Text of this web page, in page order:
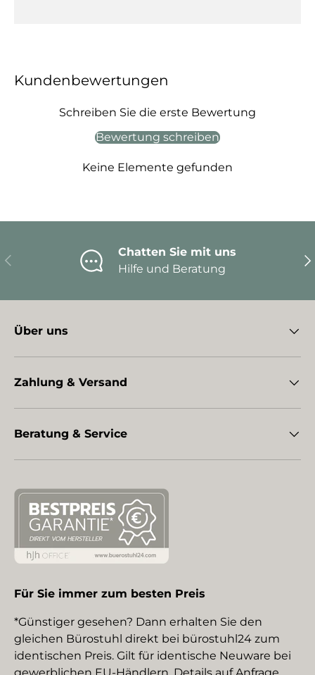
Kundenbewertungen
Schreiben Sie die erste Bewertung
Bewertung schreiben
Keine Elemente gefunden
Vorherige
Chatten Sie mit uns
Hilfe und Beratung
Über uns
Zahlung & Versand
Beratung & Service
Für Sie immer zum besten Preis
*Günstiger gesehen? Dann erhalten Sie den
gleichen Bürostuhl direkt bei bürostuhl24 zum
identischen Preis. Gilt für identische Neuware bei